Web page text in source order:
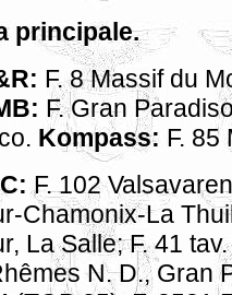
principale.
F. 8 Massif du
F. Gran
Kompass: F. 85
F. 102
Chamonix-La
La Salle; F. 41
N. D., Gran